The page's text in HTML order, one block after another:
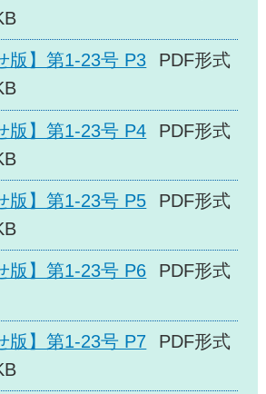
版】第1-23号 P3
PDF形式
版】第1-23号 P4
PDF形式
版】第1-23号 P5
PDF形式
版】第1-23号 P6
PDF形式
版】第1-23号 P7
PDF形式